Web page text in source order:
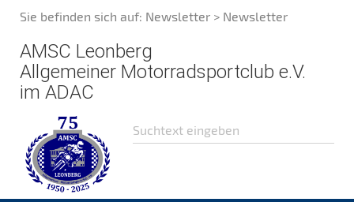
Sie befinden sich auf: Newsletter > Newsletter
AMSC Leonberg
Allgemeiner Motorradsportclub e.V.
im ADAC